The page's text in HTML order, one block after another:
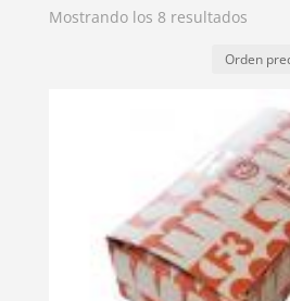
Mostrando los 8 resultados